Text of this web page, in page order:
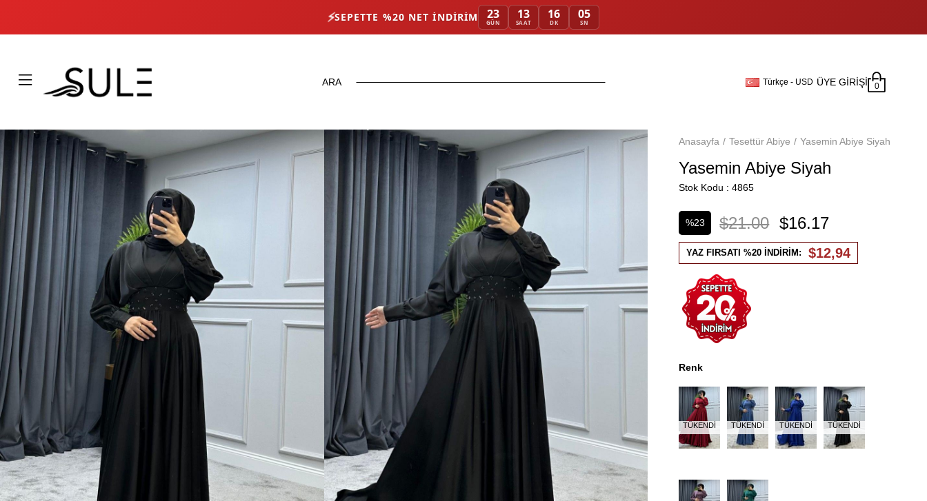
⚡SEPETTE %20 NET İNDIRIM 23
GÜN
13
SAAT
16
DK
03
SN
Türkçe - USD ÜYE GIRIŞI 0
Anasayfa Tesettür Abiye Yasemin Abiye Siyah
Yasemin Abiye Siyah
Stok Kodu 4865
%23
İndirim
$21.00 $16.17
YAZ FIRSATI %20 İNDİRİM: $12,94
Renk
TÜKENDI TÜKENDI TÜKENDI TÜKENDI